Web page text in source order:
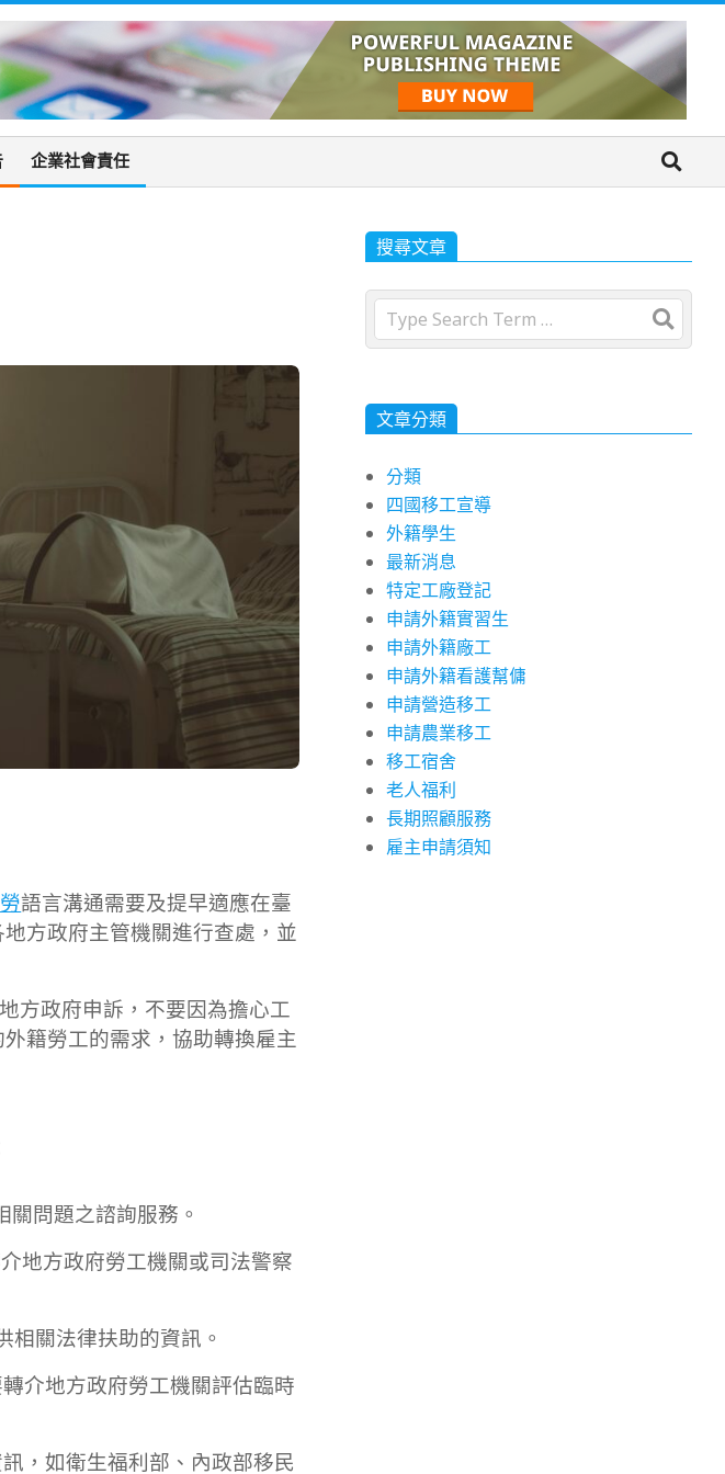
企業社會責任
語言溝通需要及提早適應在臺
方政府主管機關進行查處，並
方政府申訴，不要因為擔心工
籍勞工的需求，協助轉換雇主
問題之諮詢服務。
地方政府勞工機關或司法警察
關法律扶助的資訊。
介地方政府勞工機關評估臨時
，如衛生福利部、內政部移民
搜尋文章
Search
文章分類
分類
四國移工宣導
外籍學生
最新消息
特定工廠登記
申請外籍實習生
申請外籍廠工
申請外籍看護幫傭
申請營造移工
申請農業移工
移工宿舍
老人福利
長期照顧服務
雇主申請須知